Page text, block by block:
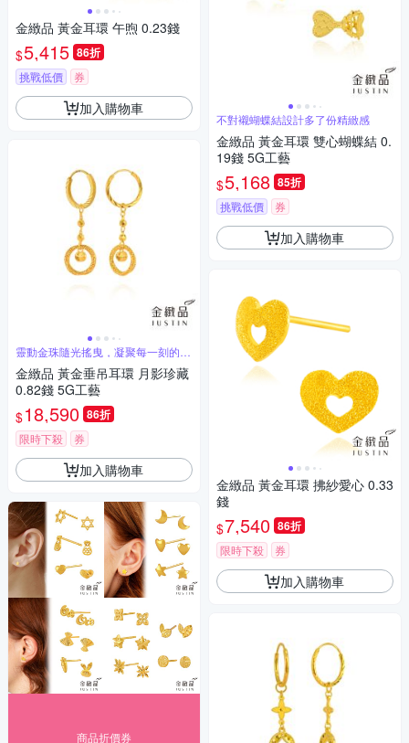
金緻品 黃金耳環 午煦 0.23錢
$5,415 86折
挑戰低價 券
加入購物車
靈動金珠隨光搖曳，凝聚每一刻的幸
運與美好
金緻品 黃金垂吊耳環 月影珍藏
0.82錢 5G工藝
$18,590 86折
限時下殺 券
加入購物車
商品折價券
不對襯蝴蝶結設計多了份精緻感
金緻品 黃金耳環 雙心蝴蝶結 0.
19錢 5G工藝
$5,168 85折
挑戰低價 券
加入購物車
金緻品 黃金耳環 拂紗愛心 0.33
錢
$7,540 86折
限時下殺 券
加入購物車